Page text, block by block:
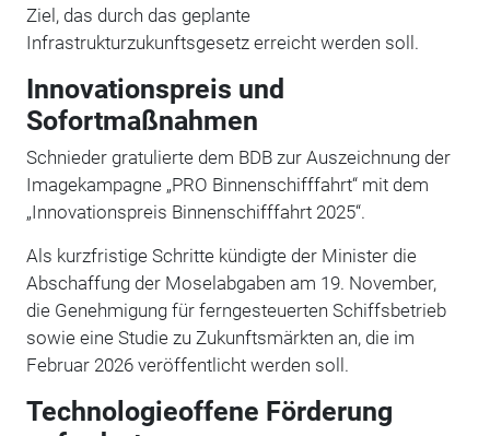
Ziel, das durch das geplante
Infrastrukturzukunftsgesetz erreicht werden soll.
Innovationspreis und
Sofortmaßnahmen
Schnieder gratulierte dem BDB zur Auszeichnung der
Imagekampagne „PRO Binnenschifffahrt“ mit dem
„Innovationspreis Binnenschifffahrt 2025“.
Als kurzfristige Schritte kündigte der Minister die
Abschaffung der Moselabgaben am 19. November,
die Genehmigung für ferngesteuerten Schiffsbetrieb
sowie eine Studie zu Zukunftsmärkten an, die im
Februar 2026 veröffentlicht werden soll.
Technologieoffene Förderung